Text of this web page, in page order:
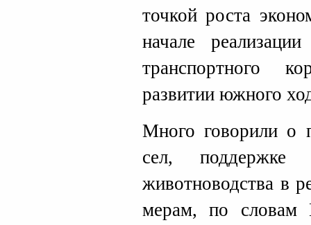
точкой роста
начале
транспортного
развитии южного
Много говорили о
сел, поддержке
животноводства в
мерам, по словам